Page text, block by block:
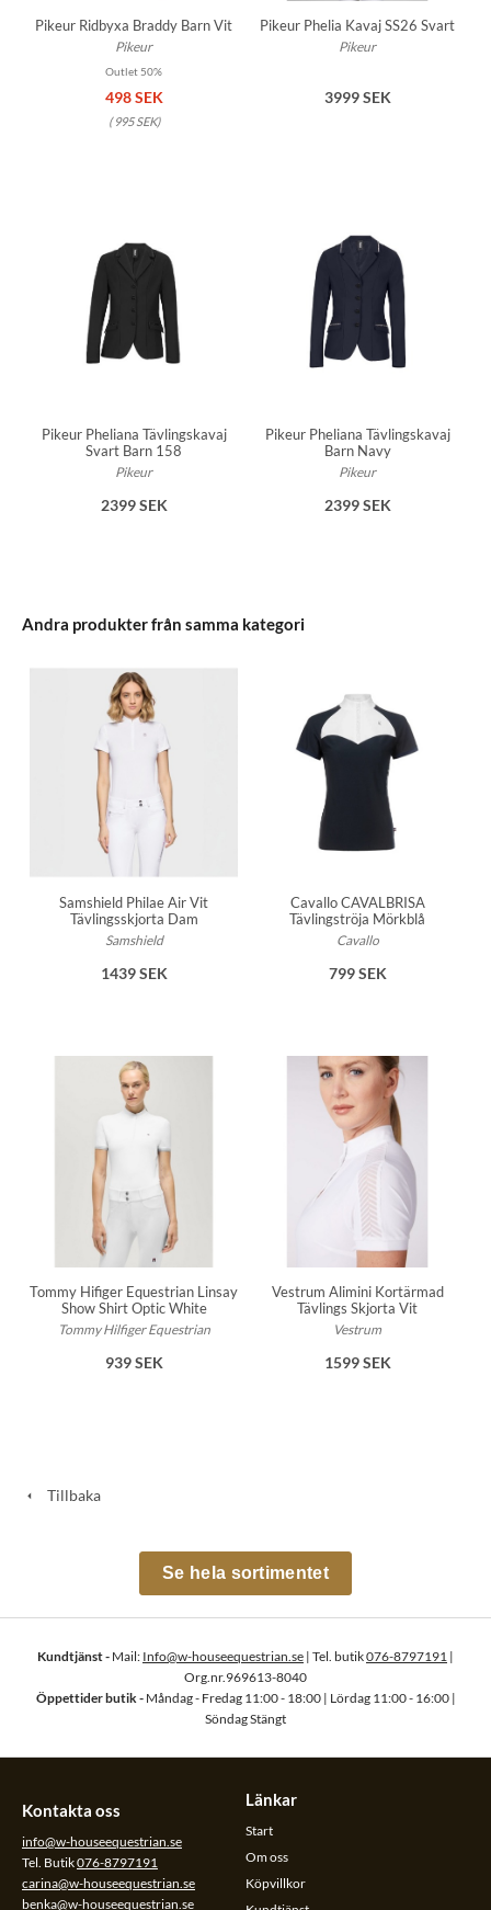
Pikeur Ridbyxa Braddy Barn Vit
Pikeur
Outlet 50%
498 SEK
(995 SEK)
Pikeur Phelia Kavaj SS26 Svart
Pikeur
3999 SEK
Pikeur Pheliana Tävlingskavaj
Svart Barn 158
Pikeur
2399 SEK
Pikeur Pheliana Tävlingskavaj
Barn Navy
Pikeur
2399 SEK
Andra produkter från samma kategori
Samshield Philae Air Vit
Tävlingsskjorta Dam
Samshield
1439 SEK
Cavallo CAVALBRISA
Tävlingströja Mörkblå
Cavallo
799 SEK
Tommy Hifiger Equestrian Linsay
Show Shirt Optic White
Tommy Hilfiger Equestrian
939 SEK
Vestrum Alimini Kortärmad
Tävlings Skjorta Vit
Vestrum
1599 SEK
Tillbaka
Se hela sortimentet
Kundtjänst - Mail: Info@w-houseequestrian.se | Tel. butik076-8797191 |
Org.nr.969613-8040
Öppettider butik - Måndag - Fredag 11:00 - 18:00 | Lördag 11:00 - 16:00 |
Söndag Stängt
Kontakta oss
info@w-houseequestrian.se
Tel. Butik076-8797191
carina@w-houseequestrian.se
benka@w-houseequestrian.se
Länkar
Start
Om oss
Köpvillkor